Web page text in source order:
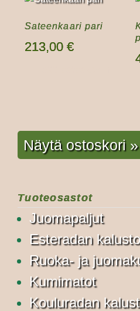
Sateenkaari pari
213,00 €
Näytä ostoskori »
Tuoteosastot
Juomapaljut
Esteradan
Ruoka- ja
Kumimatot
Kouluradan